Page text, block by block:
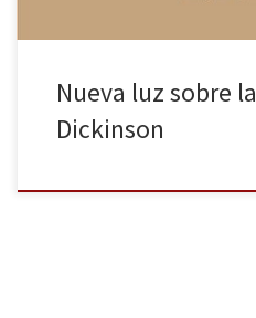
Nueva luz sobre
Dickinson